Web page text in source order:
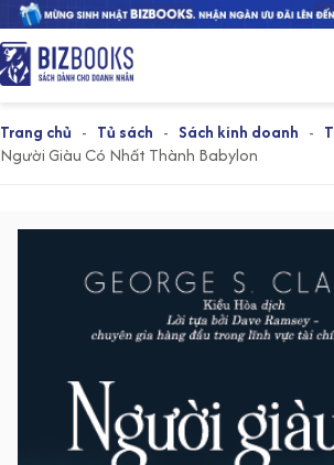
Trang chủ - Tủ sách - Sách kinh doanh -
Người Giàu Có Nhất Thành Babylon